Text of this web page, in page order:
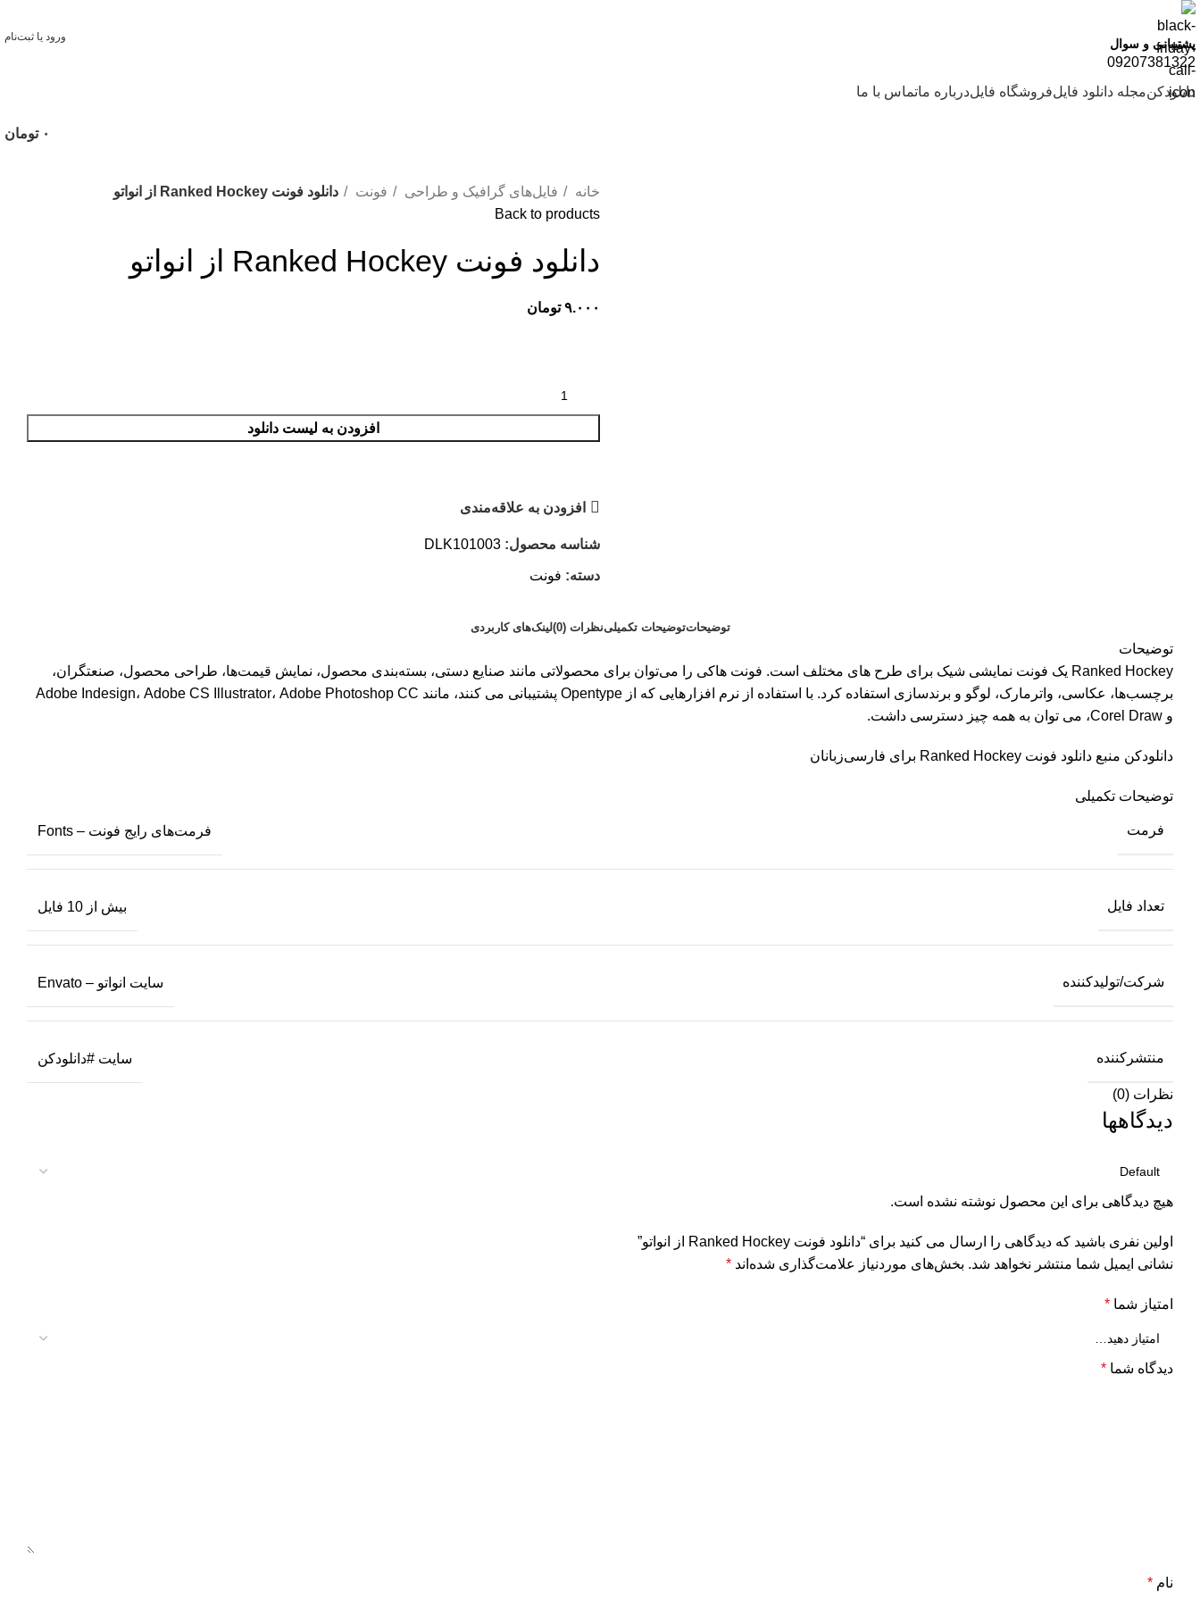
پشتیبانی و سوال
09207381322
ورود یا ثبت‌نام
دانلودکنمجله دانلود فایلفروشگاه فایلدرباره ماتماس با ما
۰ تومان
خانه فایل‌های گرافیک و طراحی فونت
دانلود فونت Ranked Hockey از انواتو
Back to products
دانلود فونت Ranked Hockey از انواتو
۹.۰۰۰ تومان
افزودن به لیست دانلود
افزودن به علاقه‌مندی
شناسه محصول: DLK101003
دسته: فونت
توضیحاتتوضیحات تکمیلینظرات (0) لینک‌های کاربردی
توضیحات
Ranked Hockey یک فونت نمایشی شیک برای طرح های مختلف است. فونت هاکی را می‌توان برای محصولاتی مانند صنایع دستی، بسته‌بندی محصول، نمایش قیمت‌ها، طراحی محصول، صنعتگران،
برچسب‌ها، عکاسی، واترمارک، لوگو و برندسازی استفاده کرد. با استفاده از نرم افزارهایی که از Opentype پشتیبانی می کنند، مانند Adobe Indesign، Adobe CS Illustrator، Adobe Photoshop CC
و Corel Draw، می توان به همه چیز دسترسی داشت.
دانلودکن منبع دانلود فونت Ranked Hockey برای فارسی‌زبانان
توضیحات تکمیلی
فرمت فرمت‌های رایج فونت – Fonts
تعداد فایل بیش از 10 فایل
شرکت/تولیدکننده سایت انواتو – Envato
منتشرکننده سایت #دانلودکن
نظرات (0)
دیدگاهها
هیچ دیدگاهی برای این محصول نوشته نشده است.
اولین نفری باشید که دیدگاهی را ارسال می کنید برای “دانلود فونت Ranked Hockey از انواتو”
نشانی ایمیل شما منتشر نخواهد شد. بخش‌های موردنیاز علامت‌گذاری شده‌اند *
امتیاز شما *
دیدگاه شما *
نام *